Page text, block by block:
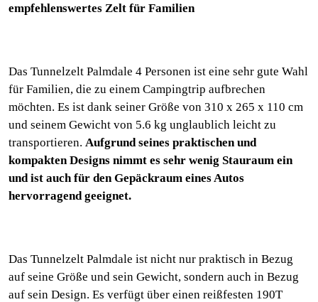
empfehlenswertes Zelt für Familien
Das Tunnelzelt Palmdale 4 Personen ist eine sehr gute Wahl
für Familien, die zu einem Campingtrip aufbrechen
möchten. Es ist dank seiner Größe von 310 x 265 x 110 cm
und seinem Gewicht von 5.6 kg unglaublich leicht zu
transportieren. Aufgrund seines praktischen und
kompakten Designs nimmt es sehr wenig Stauraum ein
und ist auch für den Gepäckraum eines Autos
hervorragend geeignet.
Das Tunnelzelt Palmdale ist nicht nur praktisch in Bezug
auf seine Größe und sein Gewicht, sondern auch in Bezug
auf sein Design. Es verfügt über einen reißfesten 190T